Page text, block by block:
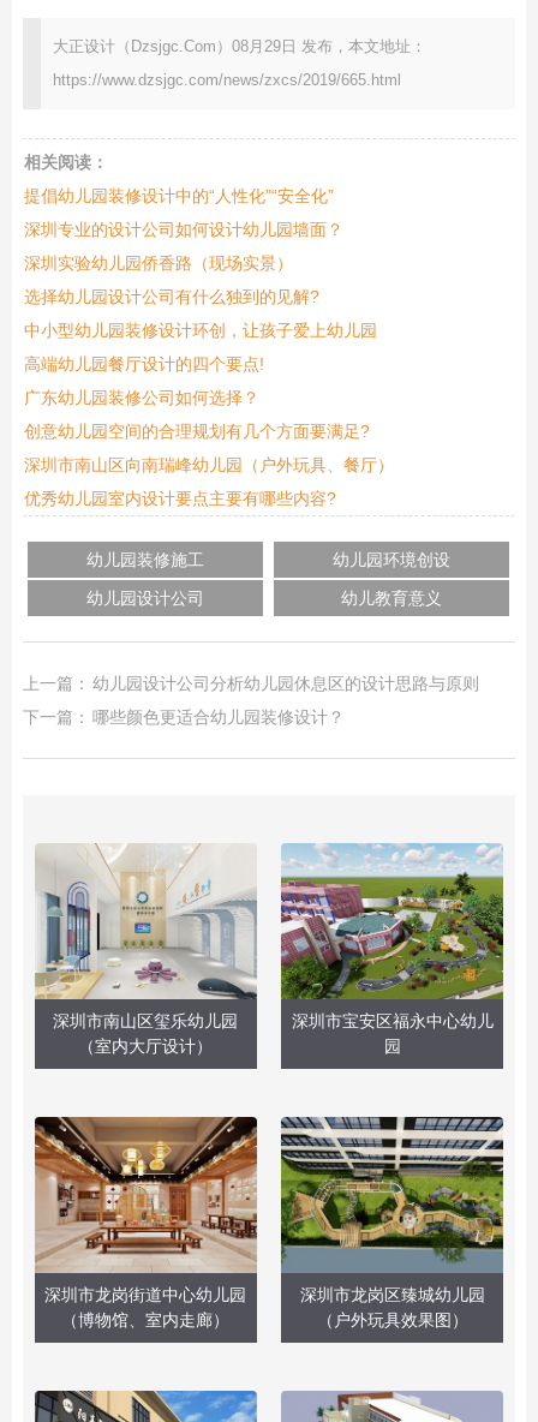
大正设计（Dzsjgc.Com）08月29日 发布，本文地址：
https://www.dzsjgc.com/news/zxcs/2019/665.html
相关阅读：
提倡幼儿园装修设计中的“人性化”“安全化”
深圳专业的设计公司如何设计幼儿园墙面？
深圳实验幼儿园侨香路（现场实景）
选择幼儿园设计公司有什么独到的见解?
中小型幼儿园装修设计环创，让孩子爱上幼儿园
高端幼儿园餐厅设计的四个要点!
广东幼儿园装修公司如何选择？
创意幼儿园空间的合理规划有几个方面要满足?
深圳市南山区向南瑞峰幼儿园（户外玩具、餐厅）
优秀幼儿园室内设计要点主要有哪些内容?
幼儿园装修施工
幼儿园环境创设
幼儿园设计公司
幼儿教育意义
上一篇： 幼儿园设计公司分析幼儿园休息区的设计思路与原则
下一篇： 哪些颜色更适合幼儿园装修设计？
深圳市南山区玺乐幼儿园
（室内大厅设计）
深圳市宝安区福永中心幼儿
园
深圳市龙岗街道中心幼儿园
（博物馆、室内走廊）
深圳市龙岗区臻城幼儿园
（户外玩具效果图）